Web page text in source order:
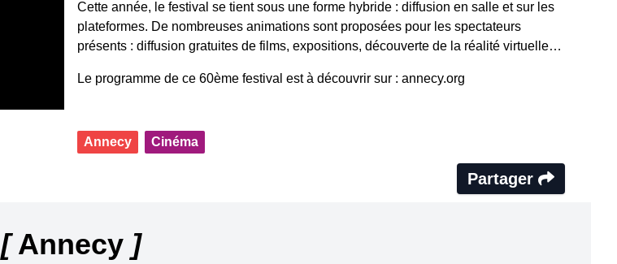
Cette année, le festival se tient sous une forme hybride : diffusion en salle et sur les
plateformes. De nombreuses animations sont proposées pour les spectateurs
présents : diffusion gratuites de films, expositions, découverte de la réalité virtuelle…
Le programme de ce 60ème festival est à découvrir sur : annecy.org
Annecy Cinéma
Partager
[Annecy ]